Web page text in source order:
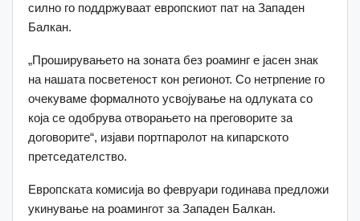
силно го поддржуваат европскиот пат на Западен
Балкан.
„Проширувањето на зоната без роаминг е јасен знак
на нашата посветеност кон регионот. Со нетрпение го
очекуваме формалното усвојување на одлуката со
која се одобрува отворањето на преговорите за
договорите“, изјави портпаролот на кипарското
претседателство.
Европската комисија во февруари годинава предложи
укинување на роамингот за Западен Балкан.